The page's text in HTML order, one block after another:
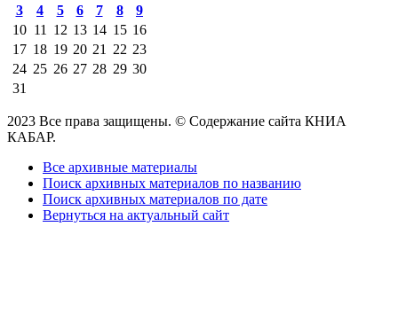
3
4 5 6 7 8
9
10 11 12 13 14 15 16
17 18 19 20 21 22 23
24 25 26 27 28 29 30
31
2023 Все права защищены. © Содержание сайта КНИА
КАБАР.
Все архивные материалы
Поиск архивных материалов по названию
Поиск архивных материалов по дате
Вернуться на актуальный сайт